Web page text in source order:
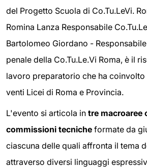
del Progetto Scuola di Co.Tu.LeVi.
Romina Lanza Responsabile
Bartolomeo Giordano -
penale della Co.Tu.Le.Vi Roma, è il
lavoro preparatorio che ha
venti Licei di Roma e Provincia.
L'evento si articola in tre macroaree
commissioni tecniche formate da
ciascuna delle quali affronta il tema
attraverso diversi linguaggi